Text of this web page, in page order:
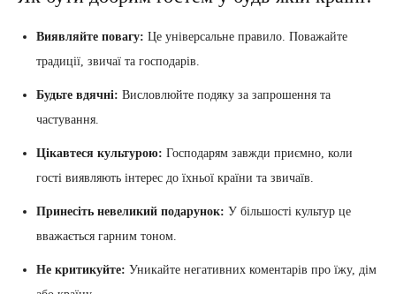
Виявляйте повагу: Це універсальне правило. Поважайте
традиції, звичаї та господарів.
Будьте вдячні: Висловлюйте подяку за запрошення та
частування.
Цікавтеся культурою: Господарям завжди приємно, коли
гості виявляють інтерес до їхньої країни та звичаїв.
Принесіть невеликий подарунок: У більшості культур це
вважається гарним тоном.
Не критикуйте: Уникайте негативних коментарів про їжу, дім